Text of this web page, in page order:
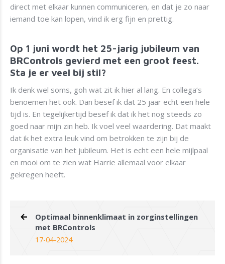
direct met elkaar kunnen communiceren, en dat je zo naar
iemand toe kan lopen, vind ik erg fijn en prettig.
Op 1 juni wordt het 25-jarig jubileum van
BRControls gevierd met een groot feest.
Sta je er veel bij stil?
Ik denk wel soms, goh wat zit ik hier al lang. En collega’s
benoemen het ook. Dan besef ik dat 25 jaar echt een hele
tijd is. En tegelijkertijd besef ik dat ik het nog steeds zo
goed naar mijn zin heb. Ik voel veel waardering. Dat maakt
dat ik het extra leuk vind om betrokken te zijn bij de
organisatie van het jubileum. Het is echt een hele mijlpaal
en mooi om te zien wat Harrie allemaal voor elkaar
gekregen heeft.
Optimaal binnenklimaat in zorginstellingen
met BRControls
17-04-2024